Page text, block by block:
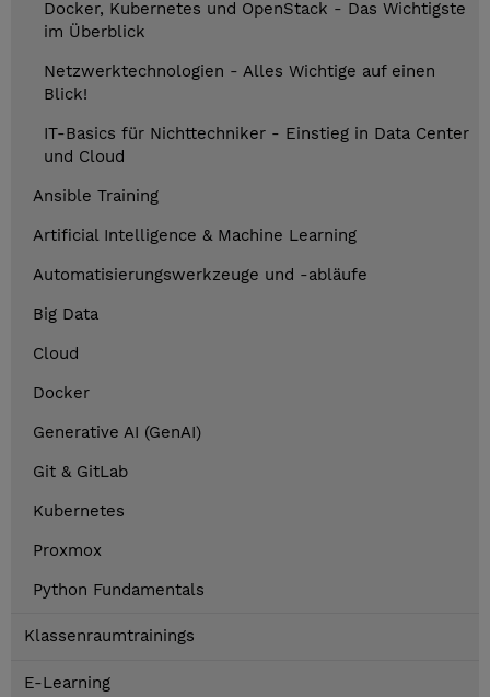
Docker, Kubernetes und OpenStack - Das Wichtigste
im Überblick
Netzwerktechnologien - Alles Wichtige auf einen
Blick!
IT-Basics für Nichttechniker - Einstieg in Data Center
und Cloud
Ansible Training
Artificial Intelligence & Machine Learning
Automatisierungswerkzeuge und -abläufe
Big Data
Cloud
Docker
Generative AI (GenAI)
Git & GitLab
Kubernetes
Proxmox
Python Fundamentals
Klassenraumtrainings
E-Learning